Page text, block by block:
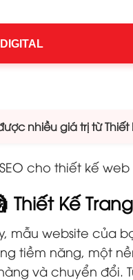
nhiều giá trị từ
cho thiết kế
Thiết Kế
mẫu website
tiềm năng, một
và chuyển đổi.